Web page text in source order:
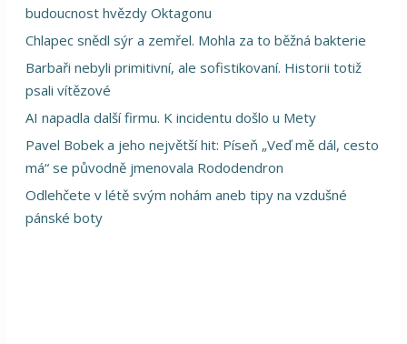
budoucnost hvězdy Oktagonu
Chlapec snědl sýr a zemřel. Mohla za to běžná bakterie
Barbaři nebyli primitivní, ale sofistikovaní. Historii totiž
psali vítězové
AI napadla další firmu. K incidentu došlo u Mety
Pavel Bobek a jeho největší hit: Píseň „Veď mě dál, cesto
má“ se původně jmenovala Rododendron
Odlehčete v létě svým nohám aneb tipy na vzdušné
pánské boty